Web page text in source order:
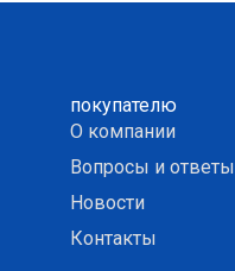
покупателю
О компании
Вопросы и ответы
Новости
Контакты